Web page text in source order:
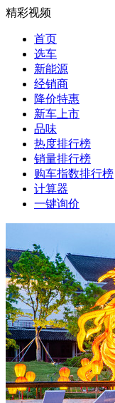
精彩视频
首页
选车
新能源
经销商
降价特惠
新车上市
品味
热度排行榜
销量排行榜
购车指数排行榜
计算器
一键询价